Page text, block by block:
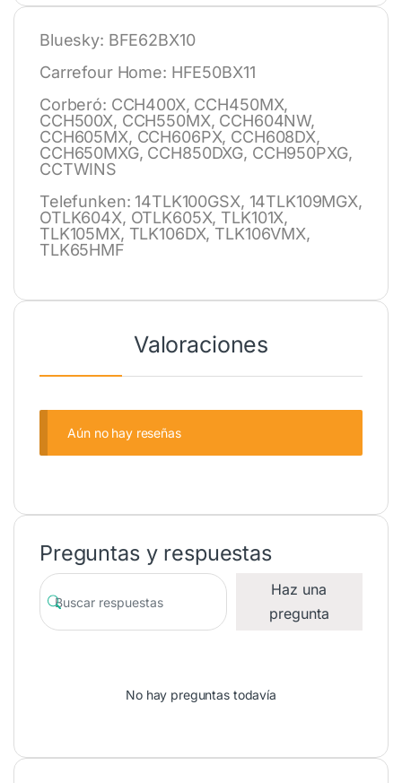
Bluesky: BFE62BX10
Carrefour Home: HFE50BX11
Corberó: CCH400X, CCH450MX,
CCH500X, CCH550MX, CCH604NW,
CCH605MX, CCH606PX, CCH608DX,
CCH650MXG, CCH850DXG, CCH950PXG,
CCTWINS
Telefunken: 14TLK100GSX, 14TLK109MGX,
OTLK604X, OTLK605X, TLK101X,
TLK105MX, TLK106DX, TLK106VMX,
TLK65HMF
Valoraciones
Aún no hay reseñas
Preguntas y respuestas
Haz una
pregunta
No hay preguntas todavía